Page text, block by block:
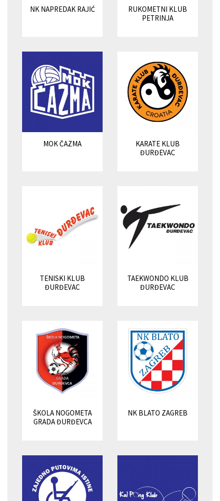
NK NAPREDAK RAJIĆ
RUKOMETNI KLUB
PETRINJA
MOK ČAZMA
KARATE KLUB
ĐURĐEVAC
TENISKI KLUB
ĐURĐEVAC
TAEKWONDO KLUB
ĐURĐEVAC
ŠKOLA NOGOMETA
GRADA ĐURĐEVCA
NK BLATO ZAGREB